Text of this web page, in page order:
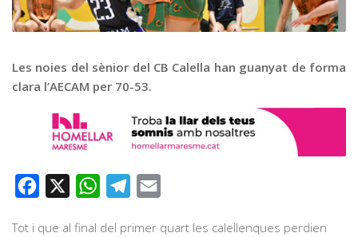
Publicitat
Contacte
Les noies del sènior del CB Calella han guanyat de forma
clara l’AECAM per 70-53.
Facebook WhatsAppTelegram
Tot i que al final del primer quart les calellenques perdien